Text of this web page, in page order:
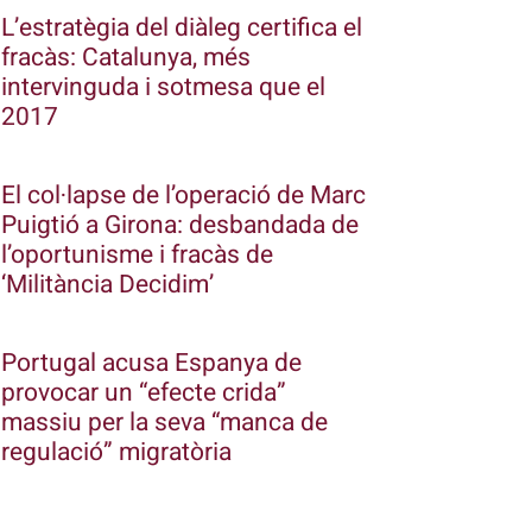
L’estratègia del diàleg certifica el
fracàs: Catalunya, més
intervinguda i sotmesa que el
2017
El col·lapse de l’operació de Marc
Puigtió a Girona: desbandada de
l’oportunisme i fracàs de
‘Militància Decidim’
Portugal acusa Espanya de
provocar un “efecte crida”
massiu per la seva “manca de
regulació” migratòria